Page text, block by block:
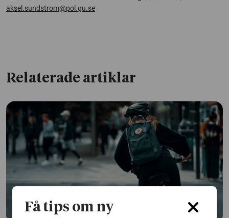
aksel.sundstrom@pol.gu.se
Relaterade artiklar
Få tips om ny